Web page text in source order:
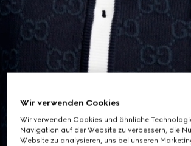
Wir verwenden Cookies
Wir verwenden Cookies und ähnliche
Navigation auf der Website zu verbessern, die
Website zu analysieren, uns bei unseren